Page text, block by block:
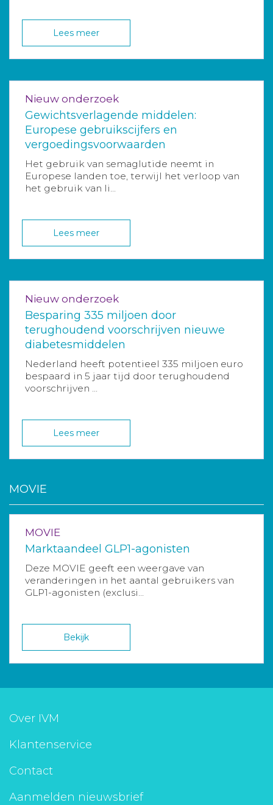
Lees meer
Nieuw onderzoek
Gewichtsverlagende middelen:
Europese gebruikscijfers en
vergoedingsvoorwaarden
Het gebruik van semaglutide neemt in
Europese landen toe, terwijl het verloop van
het gebruik van li...
Lees meer
Nieuw onderzoek
Besparing 335 miljoen door
terughoudend voorschrijven nieuwe
diabetesmiddelen
Nederland heeft potentieel 335 miljoen euro
bespaard in 5 jaar tijd door terughoudend
voorschrijven ...
Lees meer
MOVIE
MOVIE
Marktaandeel GLP1-agonisten
Deze MOVIE geeft een weergave van
veranderingen in het aantal gebruikers van
GLP1-agonisten (exclusi...
Bekijk
Over IVM
Klantenservice
Contact
Aanmelden nieuwsbrief